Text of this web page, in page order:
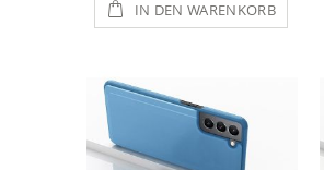
IN DEN WARENKORB